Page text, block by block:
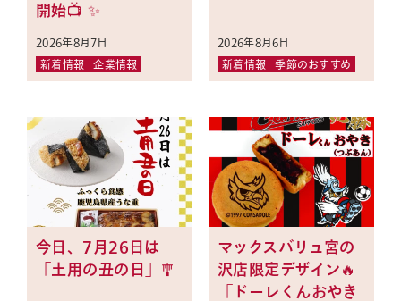
開始📺 ✨
2026年8月7日
新着情報 企業情報
2026年8月6日
新着情報 季節のおすすめ
今日、7月26日は
「土用の丑の日」🎐
マックスバリュ宮の
沢店限定デザイン🔥
「ドーレくんおやき